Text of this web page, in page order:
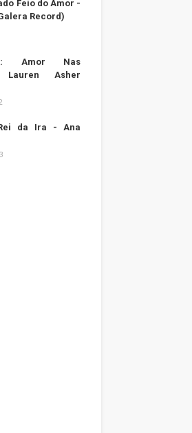
Feio do Amor -
Record)
Amor Nas
Asher
da Ira - Ana